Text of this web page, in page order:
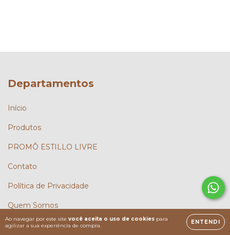
Ao navegar por este site você aceita o uso de cookies para
agilizar a sua experiência de compra.
ENTENDI
Departamentos
Início
Produtos
PROMÔ ESTILLO LIVRE
Contato
Política de Privacidade
Quem Somos
Trocas e Devoluções